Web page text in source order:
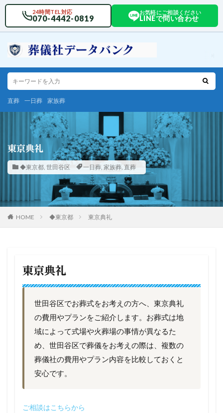
24時間TEL対応
070-4442-0819
お気軽にご相談ください
LINEで問い合わせ
直葬 一日葬 家族葬
東京典礼
◆東京都, 世田谷区 一日葬, 家族葬, 直葬
HOME ◆東京都 東京典礼
東京典礼
世田谷区でお葬式をお考えの方へ、東京典礼
の費用やプランをご紹介します。お葬式は地
域によって式場や火葬場の事情が異なるた
め、世田谷区で葬儀をお考えの際は、複数の
葬儀社の費用やプラン内容を比較しておくと
安心です。
ご相談はこちらから